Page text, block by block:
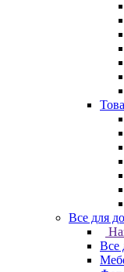
Все для
Все